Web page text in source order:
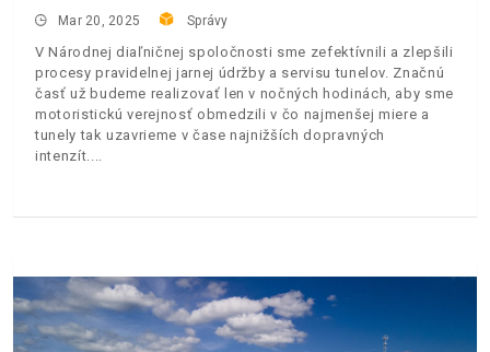
Mar 20, 2025 Správy
V Národnej diaľničnej spoločnosti sme zefektívnili a zlepšili
procesy pravidelnej jarnej údržby a servisu tunelov. Značnú
časť už budeme realizovať len v nočných hodinách, aby sme
motoristickú verejnosť obmedzili v čo najmenšej miere a
tunely tak uzavrieme v čase najnižších dopravných
intenzít.